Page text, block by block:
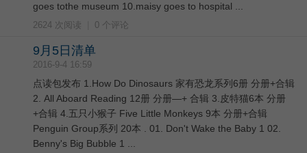
goes tothe museum 10.maisy goes to hospital ...
2624 次阅读 0 个评论
9月5日清单
2016-9-4 16:59
点读包发布 1.How Do Dinosaurs 家有恐龙系列6册 分册+合辑
2. All Aboard Reading 12册 分册—+ 合辑 3.皮特猫6本 分册
+合辑 4.五只小猴子 Five Little Monkeys 9本 分册+合辑
Penguin Group系列 20本 . 01. Don't Wake the Baby 1 02.
Benny's Big Bubble 1 ...